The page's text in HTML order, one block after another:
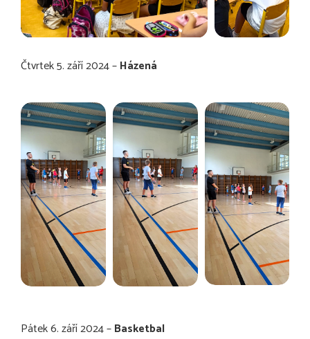
Čtvrtek 5. září 2024 –Házená
Pátek 6. září 2024 –Basketbal